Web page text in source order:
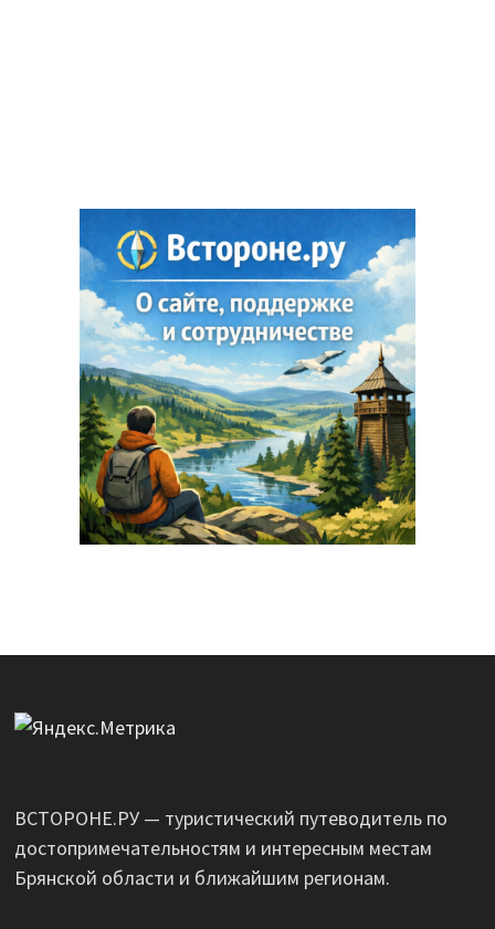
ВСТОРОНЕ.РУ — туристический путеводитель по
достопримечательностям и интересным местам
Брянской области и ближайшим регионам.